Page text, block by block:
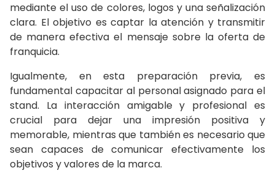
mediante el uso de colores, logos y una señalización
clara. El objetivo es captar la atención y transmitir
de manera efectiva el mensaje sobre la oferta de
franquicia.
Igualmente, en esta preparación previa, es
fundamental capacitar al personal asignado para el
stand. La interacción amigable y profesional es
crucial para dejar una impresión positiva y
memorable, mientras que también es necesario que
sean capaces de comunicar efectivamente los
objetivos y valores de la marca.